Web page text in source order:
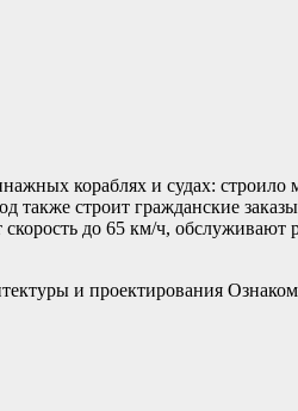
кораблях и судах:
строит гражданские
скорость до 65 км/ч,
и проектирования